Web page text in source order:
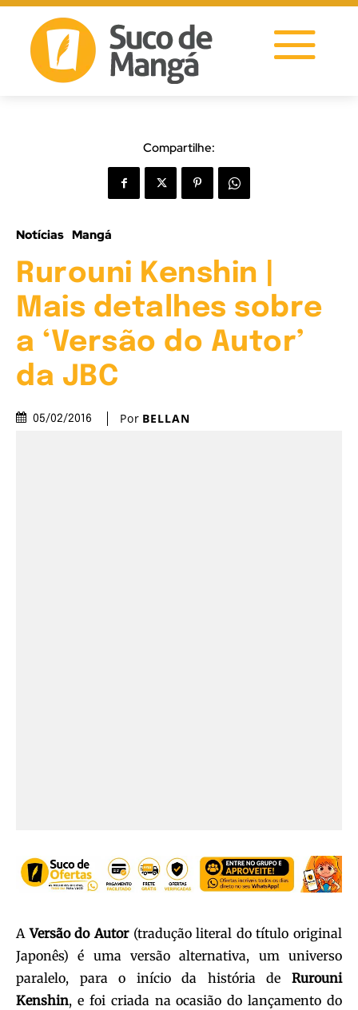
Compartilhe:
Notícias Mangá
Rurouni Kenshin |
Mais detalhes sobre
a ‘Versão do Autor’
da JBC
05/02/2016 Por BELLAN
AVersão do Autor(tradução literal do título original
Japonês) é uma versão alternativa, um universo
paralelo, para o início da história de Rurouni
Kenshin, e foi criada na ocasião do lançamento do